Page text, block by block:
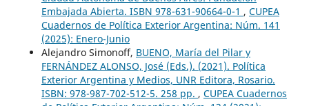
Embajada Abierta. ISBN 978-631-90664-0-1 , CUPEA
Cuadernos de Política Exterior Argentina: Núm. 141
(2025): Enero-Junio
Alejandro Simonoff, BUENO, María del Pilar y
FERNÁNDEZ ALONSO, José (Eds.). (2021). Política
Exterior Argentina y Medios, UNR Editora, Rosario.
ISBN: 978-987-702-512-5. 258 pp. , CUPEA Cuadernos